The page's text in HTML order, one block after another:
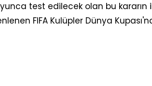
test edilecek olan bu kararın
FIFA Kulüpler Dünya